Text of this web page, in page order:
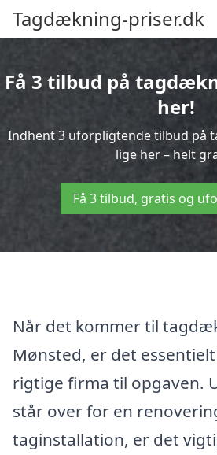
Tagdækning-priser.dk
Få 3 tilbud på
her!
Indhent 3 uforpligtende tilbud på
lige her – helt
Få 3 tilbud, gratis og
Når det kommer til
Mønsted, er det
rigtige firma til opgaven.
står over for en
taginstallation, er det